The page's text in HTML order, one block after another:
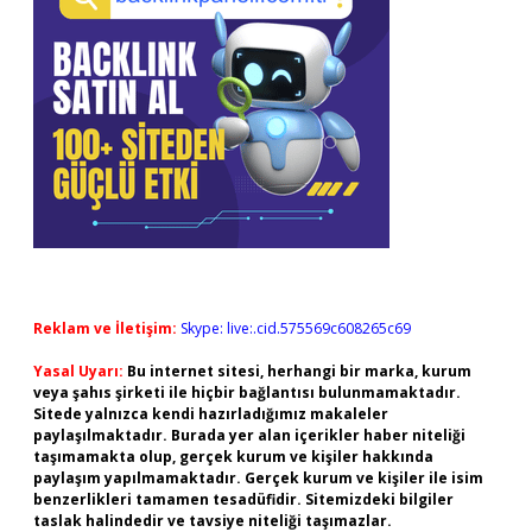
Reklam ve İletişim: Skype: live:.cid.575569c608265c69
Yasal Uyarı: Bu internet sitesi, herhangi bir marka, kurum
veya şahıs şirketi ile hiçbir bağlantısı bulunmamaktadır.
Sitede yalnızca kendi hazırladığımız makaleler
paylaşılmaktadır. Burada yer alan içerikler haber niteliği
taşımamakta olup, gerçek kurum ve kişiler hakkında
paylaşım yapılmamaktadır. Gerçek kurum ve kişiler ile isim
benzerlikleri tamamen tesadüfidir. Sitemizdeki bilgiler
taslak halindedir ve tavsiye niteliği taşımazlar.